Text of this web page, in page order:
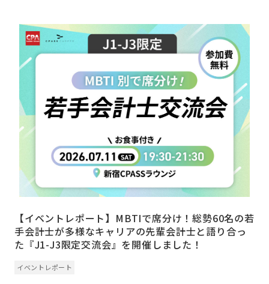
【イベントレポート】MBTIで席分け！総勢60名の若
手会計士が多様なキャリアの先輩会計士と語り合っ
た『J1-J3限定交流会』を開催しました！
イベントレポート